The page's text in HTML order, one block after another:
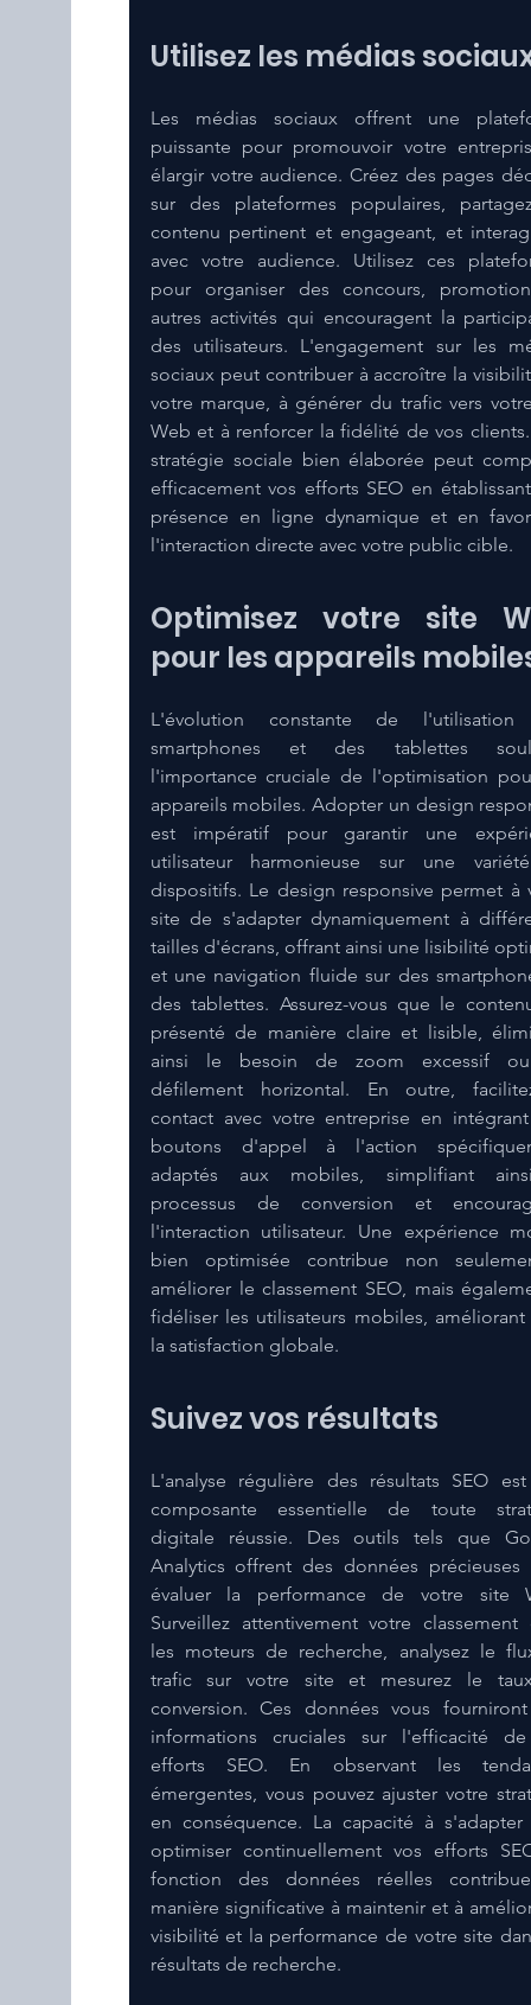
Utilisez les médias
Les médias sociaux offrent une
puissante pour promouvoir votre
élargir votre audience. Créez des pages
sur des plateformes populaires,
contenu pertinent et engageant, et
avec votre audience. Utilisez ces
pour organiser des concours,
autres activités qui encouragent la
des utilisateurs. L'engagement sur les
sociaux peut contribuer à accroître la
votre marque, à générer du trafic vers
Web et à renforcer la fidélité de vos
stratégie sociale bien élaborée peut
efficacement vos efforts SEO en
présence en ligne dynamique et en
l'interaction directe avec votre public cible.
Optimisez votre site
pour les appareils
L'évolution constante de l'utilisation
smartphones et des tablettes
l'importance cruciale de l'optimisation
appareils mobiles. Adopter un design
est impératif pour garantir une
utilisateur harmonieuse sur une
dispositifs. Le design responsive permet à
site de s'adapter dynamiquement à
tailles d'écrans, offrant ainsi une lisibilité
et une navigation fluide sur des
des tablettes. Assurez-vous que le
présenté de manière claire et lisible,
ainsi le besoin de zoom excessif
défilement horizontal. En outre,
contact avec votre entreprise en
boutons d'appel à l'action
adaptés aux mobiles, simplifiant
processus de conversion et
l'interaction utilisateur. Une expérience
bien optimisée contribue non
améliorer le classement SEO, mais
fidéliser les utilisateurs mobiles, améliorant
la satisfaction globale.
Suivez vos résultats
L'analyse régulière des résultats SEO
composante essentielle de toute
digitale réussie. Des outils tels que
Analytics offrent des données précieuses
évaluer la performance de votre site
Surveillez attentivement votre classement
les moteurs de recherche, analysez le
trafic sur votre site et mesurez le
conversion. Ces données vous
informations cruciales sur l'efficacité
efforts SEO. En observant les
émergentes, vous pouvez ajuster votre
en conséquence. La capacité à
optimiser continuellement vos efforts
fonction des données réelles
manière significative à maintenir et à
visibilité et la performance de votre site
résultats de recherche.